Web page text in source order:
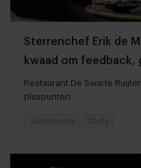
Sterrenchef Erik de
kwaad om feedback,
Restaurant De Swarte
pluspunten
Gastronomie Chefs